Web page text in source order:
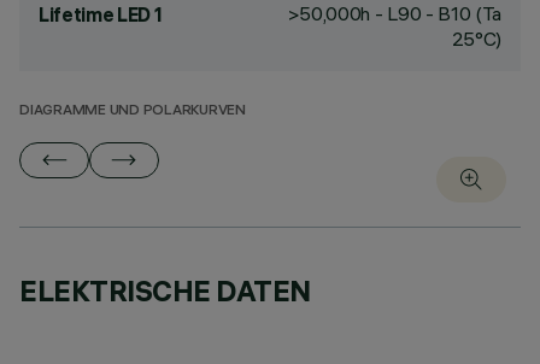
Lifetime LED 1
>50,000h - L90 - B10 (Ta
25°C)
DIAGRAMME UND POLARKURVEN
ELEKTRISCHE DATEN